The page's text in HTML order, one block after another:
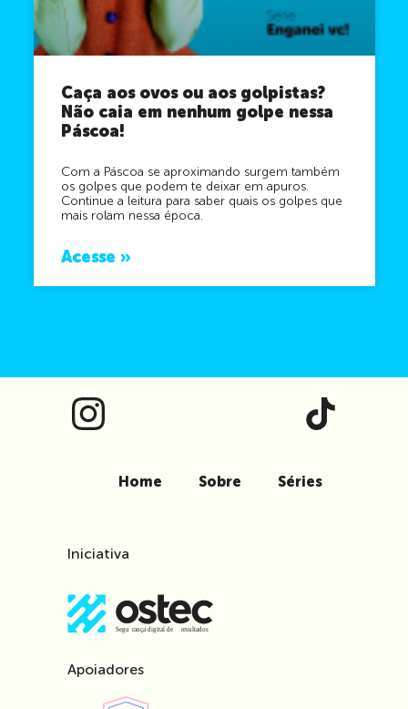
Caça aos ovos ou aos golpistas?
Não caia em nenhum golpe nessa
Páscoa!
Com a Páscoa se aproximando surgem também
os golpes que podem te deixar em apuros.
Continue a leitura para saber quais os golpes que
mais rolam nessa época.
Acesse »
Home Sobre Séries
Iniciativa
Apoiadores